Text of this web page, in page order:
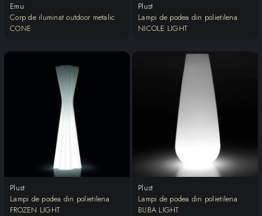
Emu
Corp de iluminat outdoor metalic
CONE
Plust
Lampi de podea din polietilena
NICOLE LIGHT
Plust
Lampi de podea din polietilena
FROZEN LIGHT
Plust
Lampi de podea din polietilena
BUBA LIGHT